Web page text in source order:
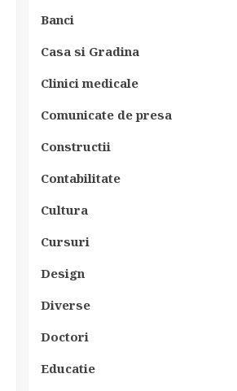
Banci
Casa si Gradina
Clinici medicale
Comunicate de presa
Constructii
Contabilitate
Cultura
Cursuri
Design
Diverse
Doctori
Educatie